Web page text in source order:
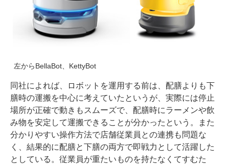
左からBellaBot、KettyBot
同社によれば、ロボットを運用する前は、配膳よりも下
膳時の運搬を中心に考えていたというが、実際には停止
場所が正確で動きもスムーズで、配膳時にラーメンや飲
み物を安定して運搬できることが分かったという。また
分かりやすい操作方法で店舗従業員との連携も問題な
く、結果的に配膳と下膳の両方で即戦力として活躍した
としている。従業員が重たいものを持たなくてすむた